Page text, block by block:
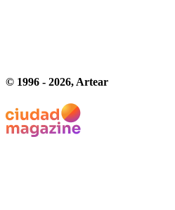
© 1996 - 2026, Artear